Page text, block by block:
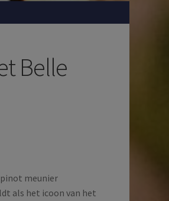
Belle
meunier
als het icoon van het